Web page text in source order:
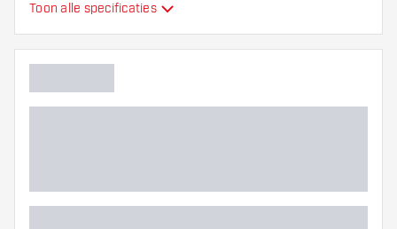
Hoofdkleur
Toon alle specificaties